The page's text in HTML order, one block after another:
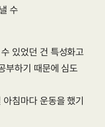
수
있었던 건 특성화고
부하기 때문에 심도
침마다 운동을 했기